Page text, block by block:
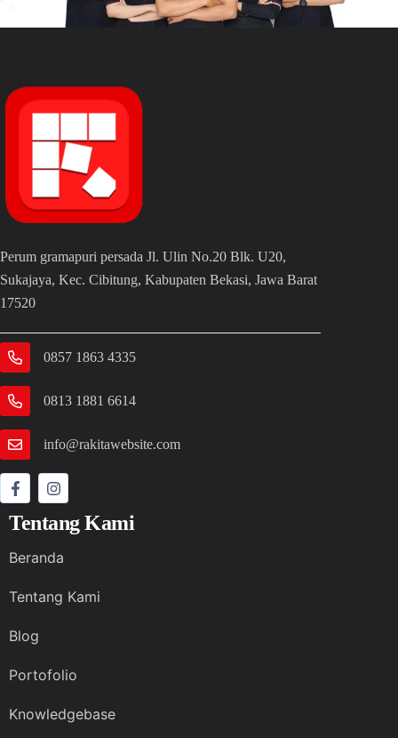
Perum gramapuri persada Jl. Ulin No.20 Blk. U20,
Sukajaya, Kec. Cibitung, Kabupaten Bekasi, Jawa Barat
17520
0857 1863 4335
0813 1881 6614
info@rakitawebsite.com
Tentang Kami
Beranda
Tentang Kami
Blog
Portofolio
Knowledgebase